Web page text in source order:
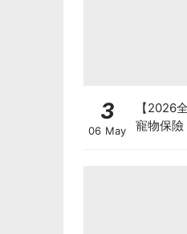
3
06 May
【2026
寵物保